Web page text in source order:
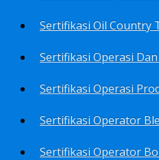
Sertifikasi Operasi
Sertifikasi Operator
Sertifikasi Operator